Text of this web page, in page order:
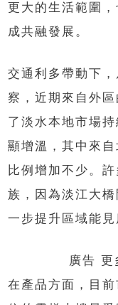
更大的生活範圍
成共融發展。
交通利多帶動下
察，近期來自外
了淡水本地市場
顯增溫，其中來
比例增加不少。
族，因為淡江大
一步提升區域能見
廣告 更
在產品方面，目